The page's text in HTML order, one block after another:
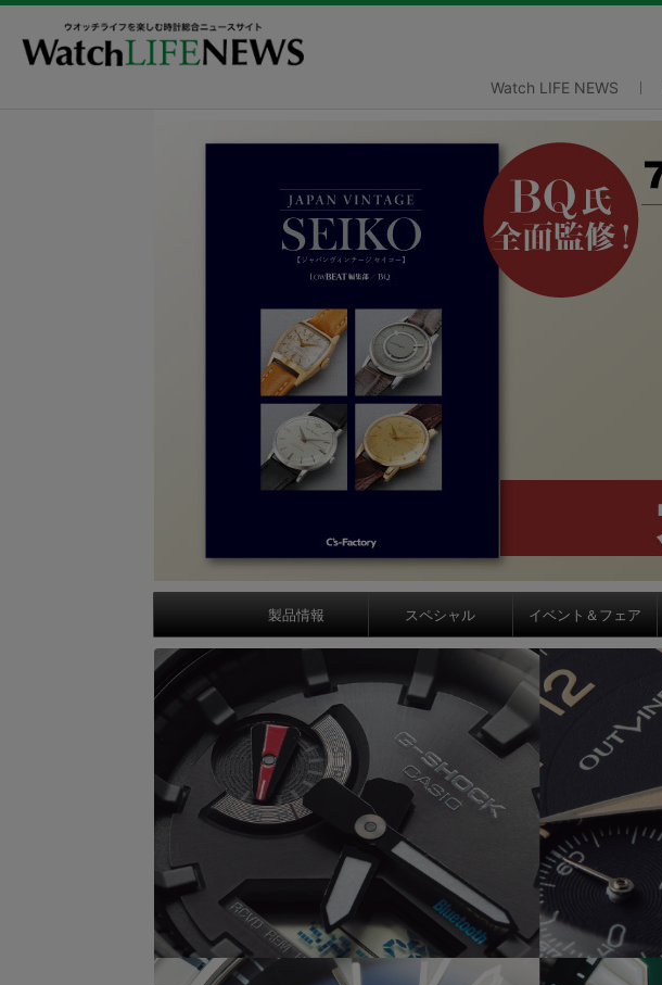
Watch LIFE NEWS
製品情報 スペシャル イベント＆フェア